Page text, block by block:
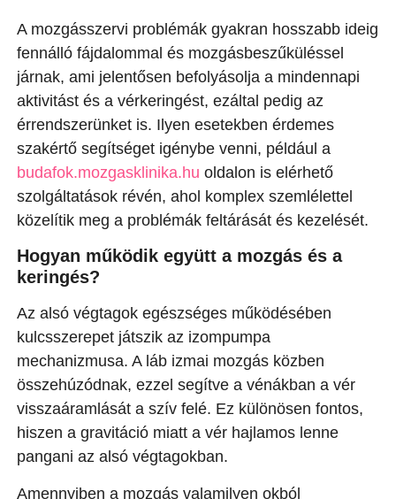
A mozgásszervi problémák gyakran hosszabb ideig
fennálló fájdalommal és mozgásbeszűküléssel
járnak, ami jelentősen befolyásolja a mindennapi
aktivitást és a vérkeringést, ezáltal pedig az
érrendszerünket is. Ilyen esetekben érdemes
szakértő segítséget igénybe venni, például a
budafok.mozgasklinika.hu oldalon is elérhető
szolgáltatások révén, ahol komplex szemlélettel
közelítik meg a problémák feltárását és kezelését.
Hogyan működik együtt a mozgás és a
keringés?
Az alsó végtagok egészséges működésében
kulcsszerepet játszik az izompumpa
mechanizmusa. A láb izmai mozgás közben
összehúzódnak, ezzel segítve a vénákban a vér
visszaáramlását a szív felé. Ez különösen fontos,
hiszen a gravitáció miatt a vér hajlamos lenne
pangani az alsó végtagokban.
Amennyiben a mozgás valamilyen okból